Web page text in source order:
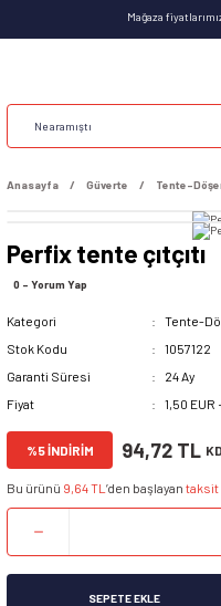
Mağaza
Anasayfa Güverte Tente-
Perfix tente çıtçıtı
0 - Yorum Yap
Kategori
Tente-
Stok Kodu
1057122
Garanti Süresi
24 Ay
Fiyat
1,50 EUR
%5 İNDİRİM 94,72 TL
Bu ürünü 9,64 TL ’den başlayan taksit
SEPETE EKLE